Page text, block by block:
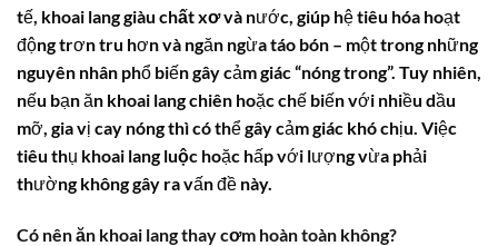
tế, khoai lang giàu chất xơvà nước, giúp hệ tiêu hóa hoạt
động trơn tru hơn và ngăn ngừa táo bón – một trong những
nguyên nhân phổ biến gây cảm giác “nóng trong”. Tuy nhiên,
nếu bạn ăn khoai lang chiên hoặc chế biến với nhiều dầu
mỡ, gia vị cay nóng thì có thể gây cảm giác khó chịu. Việc
tiêu thụ khoai lang luộc hoặc hấp với lượng vừa phải
thường không gây ra vấn đề này.
Có nên ăn khoai lang thay cơm hoàn toàn không?